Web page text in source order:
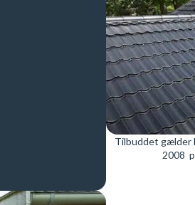
Tilbuddet gælder
2008